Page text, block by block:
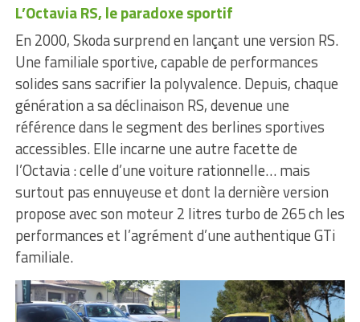
L’Octavia RS, le paradoxe sportif
En 2000, Skoda surprend en lançant une version RS.
Une familiale sportive, capable de performances
solides sans sacrifier la polyvalence. Depuis, chaque
génération a sa déclinaison RS, devenue une
référence dans le segment des berlines sportives
accessibles. Elle incarne une autre facette de
l’Octavia : celle d’une voiture rationnelle… mais
surtout pas ennuyeuse et dont la dernière version
propose avec son moteur 2 litres turbo de 265 ch les
performances et l’agrément d’une authentique GTi
familiale.